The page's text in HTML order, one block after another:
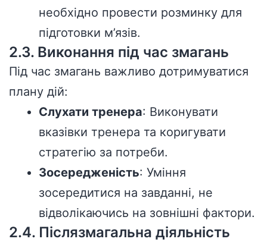
необхідно провести розминку для
підготовки м’язів.
2.3. Виконання під час змагань
Під час змагань важливо дотримуватися
плану дій:
Слухати тренера: Виконувати
вказівки тренера та коригувати
стратегію за потреби.
Зосередженість: Уміння
зосередитися на завданні, не
відволікаючись на зовнішні фактори.
2.4. Післязмагальна діяльність